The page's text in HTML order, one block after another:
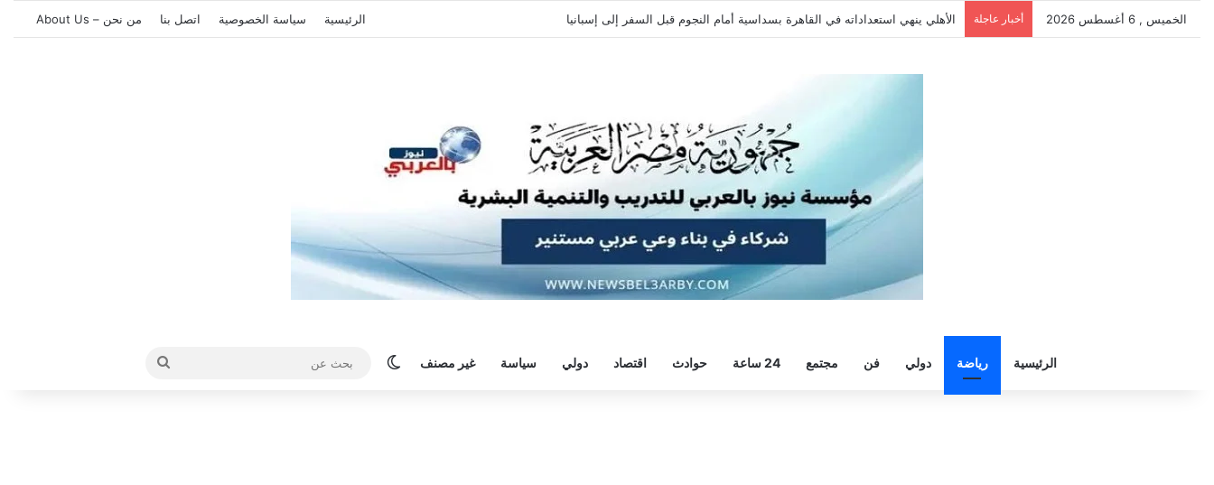
الخميس , 6 أغسطس 2026 أخبار عاجلة الأهلي يهزم بترول أسيوط بثنائية وديًا استعدادًا للموسم الجديد الرئيسية سياسة الخصوصية اتصل بنا من نحن – About Us
الرئيسية رياضة دولي فن مجتمع 24 ساعة حوادث اقتصاد دولي سياسة غير مصنف الوضع المظلم
بحث